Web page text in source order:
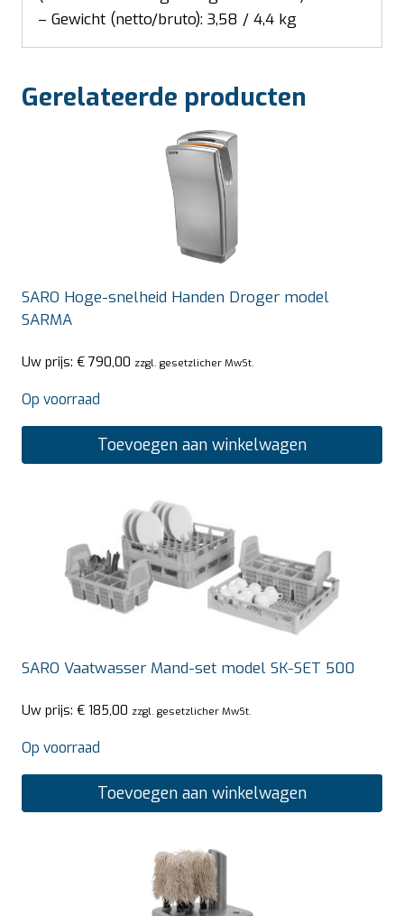
– Gewicht (netto/bruto): 3,58 / 4,4 kg
Gerelateerde producten
SARO Hoge-snelheid Handen Droger model
SARMA
Uw prijs: € 790,00 zzgl. gesetzlicher MwSt.
Op voorraad
Toevoegen aan winkelwagen
SARO Vaatwasser Mand-set model SK-SET 500
Uw prijs: € 185,00 zzgl. gesetzlicher MwSt.
Op voorraad
Toevoegen aan winkelwagen